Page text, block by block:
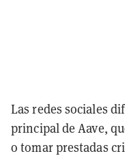
Las redes sociales
principal de Aave,
o tomar prestadas